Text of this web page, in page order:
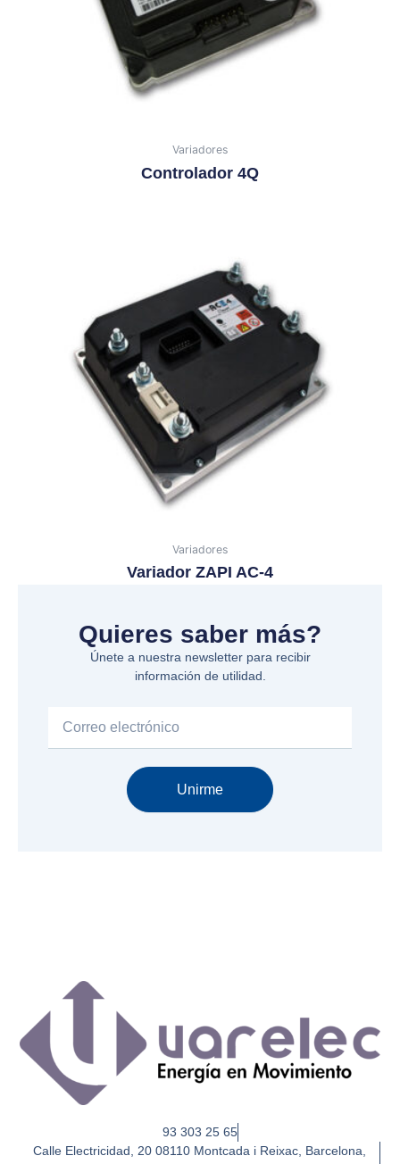
Variadores
Controlador 4Q
Variadores
Variador ZAPI AC-4
Quieres saber más?
Únete a nuestra newsletter para recibir
información de utilidad.
Unirme
93 303 25 65
Calle Electricidad, 20 08110 Montcada i Reixac, Barcelona,